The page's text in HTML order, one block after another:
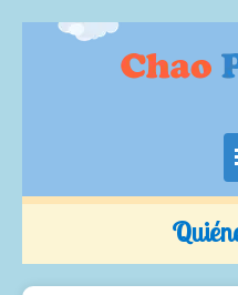
Limpieza de